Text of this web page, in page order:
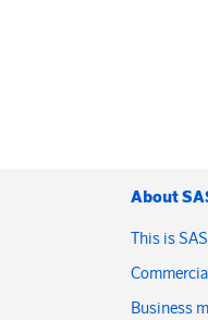
About
This is SAS
Business